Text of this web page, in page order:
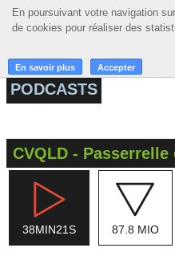
En poursuivant votre navigation
de cookies pour réaliser des
En savoir plus Accepter
En poursuivant votre navigation
de cookies pour réaliser des
En savoir plus Accepter
☰
ACCUEIL
GRILLE
MUSIQUE
ACTIONS
PODCASTS
CVQLD -
38MIN21S 87.8 MIO